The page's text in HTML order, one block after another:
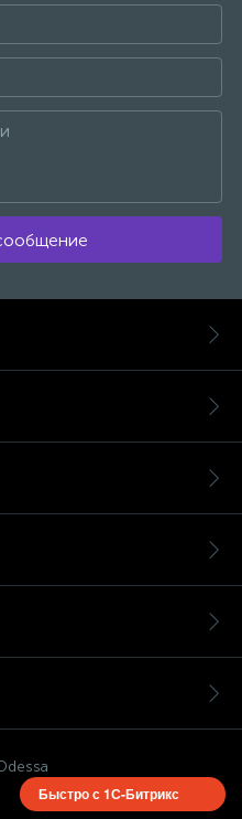
Быстро с 1С-Битрикс